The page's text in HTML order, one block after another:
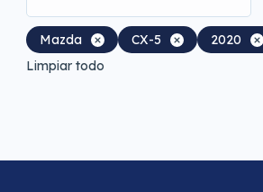
Mazda CX-5 2020
Limpiar todo